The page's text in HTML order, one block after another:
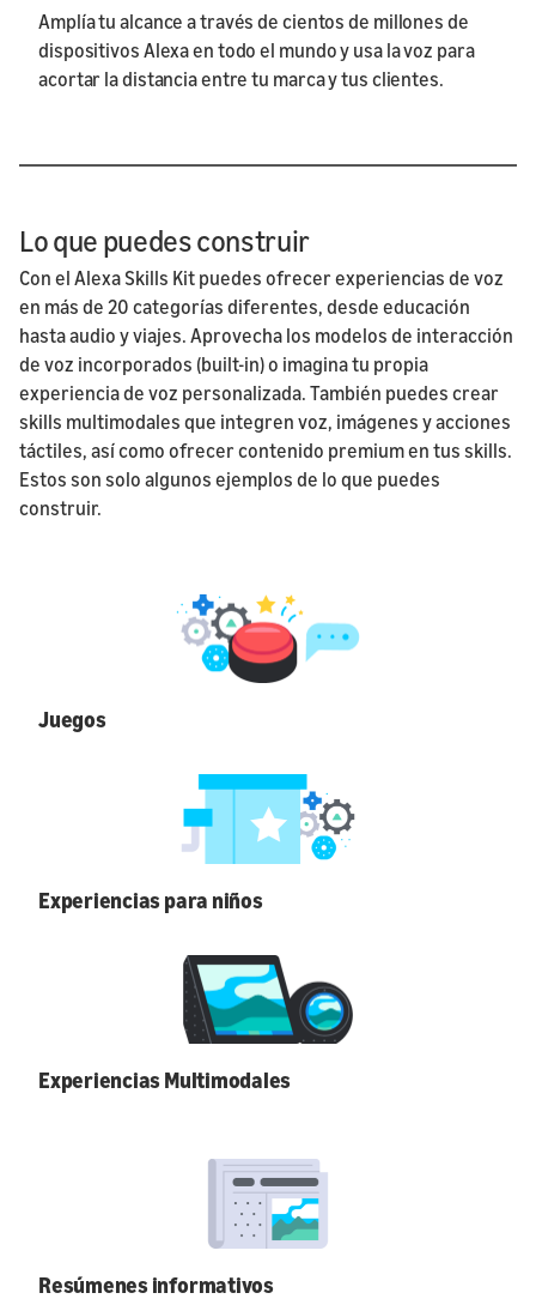
Amplía tu alcance a través de cientos de millones de
dispositivos Alexa en todo el mundo y usa la voz para
acortar la distancia entre tu marca y tus clientes.
Lo que puedes construir
Con el Alexa Skills Kit puedes ofrecer experiencias de voz
en más de 20 categorías diferentes, desde educación
hasta audio y viajes. Aprovecha los modelos de interacción
de voz incorporados (built-in) o imagina tu propia
experiencia de voz personalizada. También puedes crear
skills multimodales que integren voz, imágenes y acciones
táctiles, así como ofrecer contenido premium en tus skills.
Estos son solo algunos ejemplos de lo que puedes
construir.
Juegos
Experiencias para niños
Experiencias Multimodales
Resúmenes informativos